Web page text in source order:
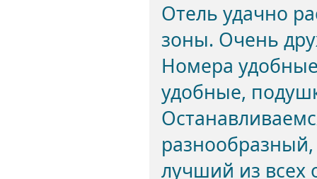
Отель удачно
зоны. Очень
Номера
удобные,
лучший из всех